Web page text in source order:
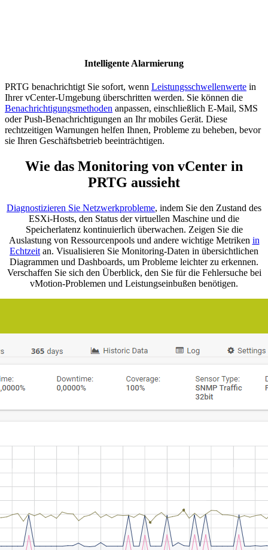
Intelligente Alarmierung
PRTG benachrichtigt Sie sofort, wenn Leistungsschwellenwerte in
Ihrer vCenter-Umgebung überschritten werden. Sie können die
Benachrichtigungsmethoden anpassen, einschließlich E-Mail, SMS
oder Push-Benachrichtigungen an Ihr mobiles Gerät. Diese
rechtzeitigen Warnungen helfen Ihnen, Probleme zu beheben, bevor
sie Ihren Geschäftsbetrieb beeinträchtigen.
Wie das Monitoring von vCenter in
PRTG aussieht
Diagnostizieren Sie Netzwerkprobleme, indem Sie den Zustand des
ESXi-Hosts, den Status der virtuellen Maschine und die
Speicherlatenz kontinuierlich überwachen. Zeigen Sie die
Auslastung von Ressourcenpools und andere wichtige Metriken in
Echtzeit an. Visualisieren Sie Monitoring-Daten in übersichtlichen
Diagrammen und Dashboards, um Probleme leichter zu erkennen.
Verschaffen Sie sich den Überblick, den Sie für die Fehlersuche bei
vMotion-Problemen und Leistungseinbußen benötigen.